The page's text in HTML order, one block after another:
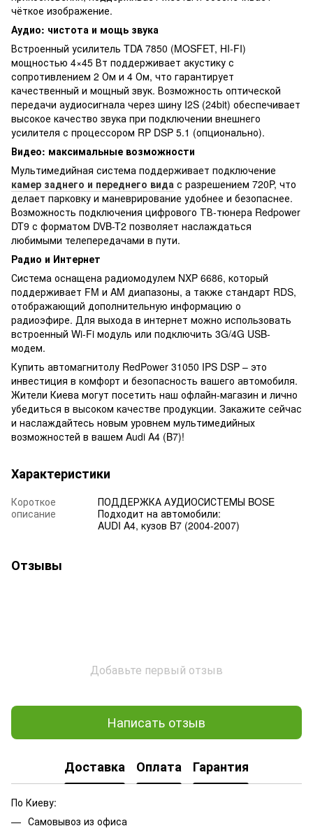
чёткое изображение.
Аудио: чистота и мощь звука
Встроенный усилитель TDA 7850 (MOSFET, HI-FI)
мощностью 4×45 Вт поддерживает акустику с
сопротивлением 2 Ом и 4 Ом, что гарантирует
качественный и мощный звук. Возможность оптической
передачи аудиосигнала через шину I2S (24bit) обеспечивает
высокое качество звука при подключении внешнего
усилителя с процессором RP DSP 5.1 (опционально).
Видео: максимальные возможности
Мультимедийная система поддерживает подключение
камер заднего и переднего вида с разрешением 720P, что
делает парковку и маневрирование удобнее и безопаснее.
Возможность подключения цифрового ТВ-тюнера Redpower
DT9 с форматом DVB-T2 позволяет наслаждаться
любимыми телепередачами в пути.
Радио и Интернет
Система оснащена радиомодулем NXP 6686, который
поддерживает FM и AM диапазоны, а также стандарт RDS,
отображающий дополнительную информацию о
радиоэфире. Для выхода в интернет можно использовать
встроенный Wi-Fi модуль или подключить 3G/4G USB-
модем.
Купить автомагнитолу RedPower 31050 IPS DSP – это
инвестиция в комфорт и безопасность вашего автомобиля.
Жители Киева могут посетить наш офлайн-магазин и лично
убедиться в высоком качестве продукции. Закажите сейчас
и наслаждайтесь новым уровнем мультимедийных
возможностей в вашем Audi A4 (B7)!
Характеристики
Короткое
описание
ПОДДЕРЖКА АУДИОСИСТЕМЫ BOSE
Подходит на автомобили:
AUDI A4, кузов B7 (2004-2007)
Отзывы
Добавьте первый отзыв
Написать отзыв
Доставка Оплата Гарантия
По Киеву:
Самовывоз из офиса